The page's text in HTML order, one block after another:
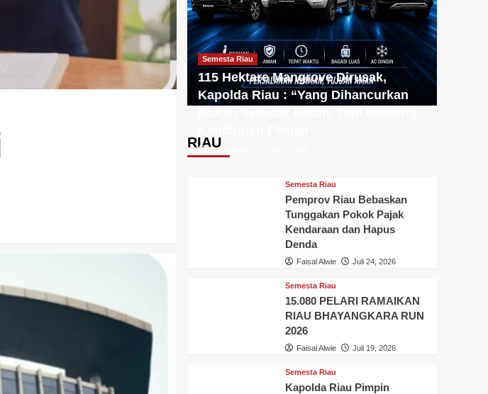
RIAU
Semesta Riau
115 Hektare Mangrove Dirusak,
Kapolda Riau : “Yang Dihancurkan
Faisal Alwie
Semesta Riau
Pemprov Riau Bebaskan
Tunggakan Pokok Pajak
Kendaraan dan Hapus
Denda
Faisal Alwie Juli 24, 2026
Semesta Riau
15.080 PELARI RAMAIKAN
RIAU BHAYANGKARA RUN
2026
Faisal Alwie Juli 19, 2026
Semesta Riau
Kapolda Riau Pimpin